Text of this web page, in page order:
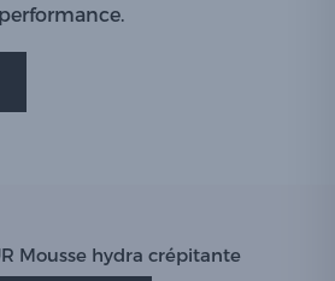
Mousse hydra crépitante